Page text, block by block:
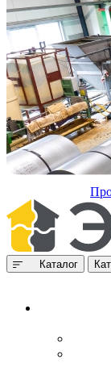
Каталог